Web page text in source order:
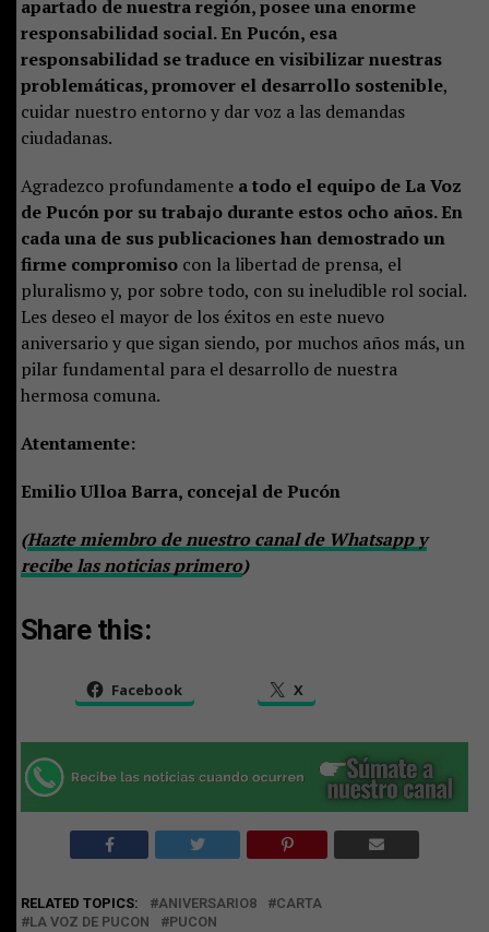
apartado de nuestra región, posee una enorme
responsabilidad social. En Pucón, esa
responsabilidad se traduce en visibilizar nuestras
problemáticas, promover el desarrollo sostenible,
cuidar nuestro entorno y dar voz a las demandas
ciudadanas.
Agradezco profundamente a todo el equipo de La Voz
de Pucón por su trabajo durante estos ocho años. En
cada una de sus publicaciones han demostrado un
firme compromisocon la libertad de prensa, el
pluralismo y, por sobre todo, con su ineludible rol social.
Les deseo el mayor de los éxitos en este nuevo
aniversario y que sigan siendo, por muchos años más, un
pilar fundamental para el desarrollo de nuestra
hermosa comuna.
Atentamente:
Emilio Ulloa Barra, concejal de Pucón
(Hazte miembro de nuestro canal de Whatsapp y
recibe las noticias primero)
Share this:
Facebook X
RELATED TOPICS: ANIVERSARIO8
CARTA
LA VOZ DE PUCON
PUCON